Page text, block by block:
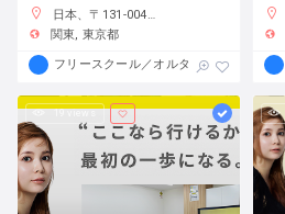
日本、〒131-0045 東京都墨田区押上２丁目２８−３
関東
東京都
フリースクール／オルタナティブスクール